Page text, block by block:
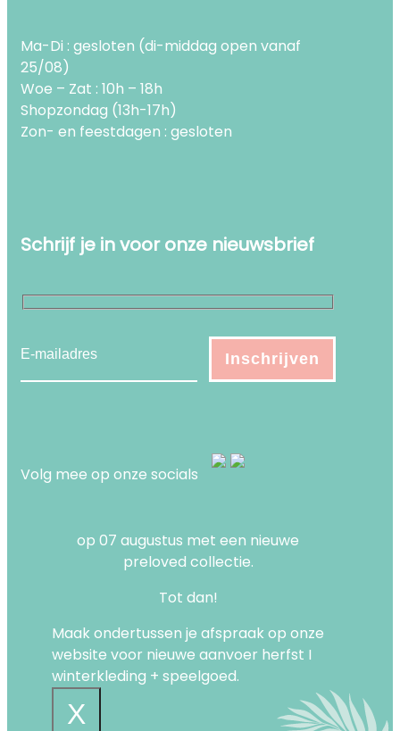
Ma-Di : gesloten (di-middag open vanaf
25/08)
Woe – Zat : 10h – 18h
Shopzondag (13h-17h)
Zon- en feestdagen : gesloten
Schrijf je in voor onze nieuwsbrief
Volg mee op onze socials
op 07 augustus met een nieuwe
preloved collectie.
Tot dan!
Maak ondertussen je afspraak op onze
website voor nieuwe aanvoer herfst I
winterkleding + speelgoed.
X